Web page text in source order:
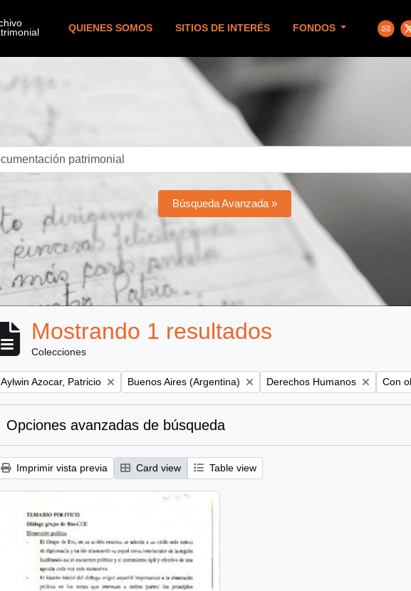
QUIENES SOMOS SITIOS DE INTERÉS FONDOS
Búsqueda Avanzada »
Mostrando 1 resultados
Colecciones
Remove filter:
Aylwin Azocar, Patricio Remove filter:
Buenos Aires (Argentina) Remove filter:
Derechos Humanos Con
Opciones avanzadas de búsqueda
Imprimir vista previa Card view Table view